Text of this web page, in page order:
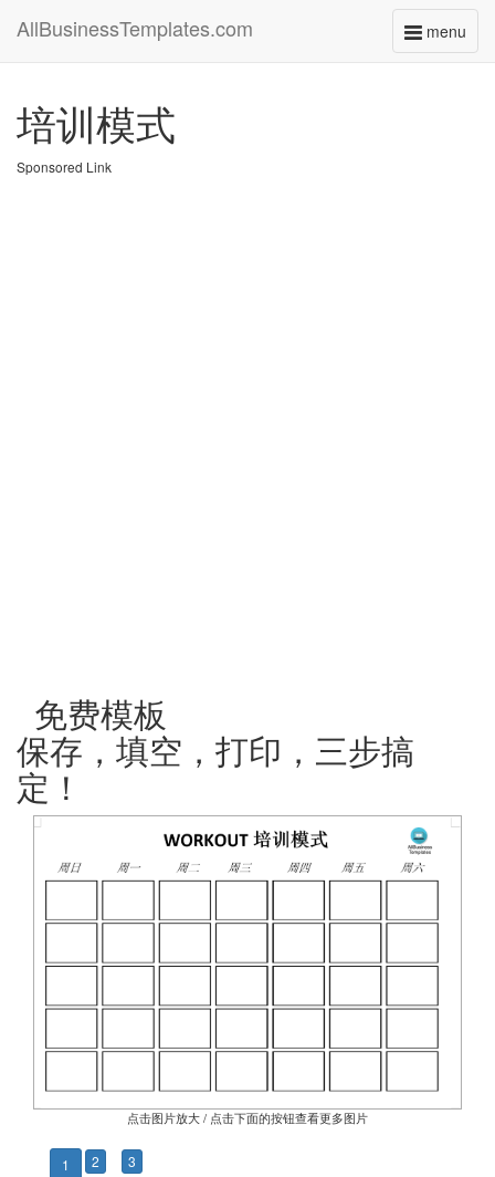
menu
Toggle
AllBusinessTemplates.com
培训模式
Sponsored Link
免费模板
保存，填空，打印，三步搞
定！
点击图片放大 / 点击下面的按钮查看更多图片
1 2 3